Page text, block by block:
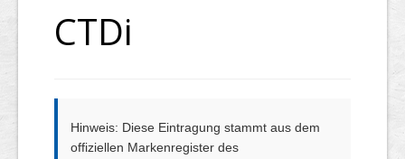
Login
Rechtliche Infos
CTDi
Hinweis: Diese Eintragung stammt aus dem
offiziellen Markenregister des